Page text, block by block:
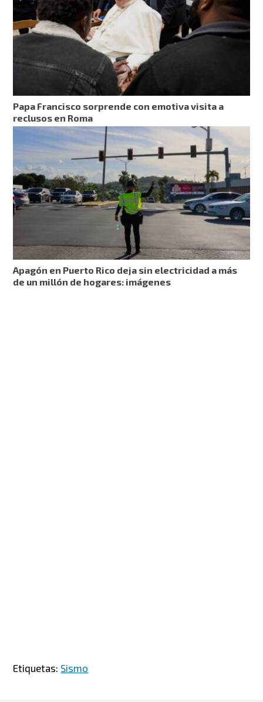
Papa Francisco sorprende con emotiva visita a
reclusos en Roma
Apagón en Puerto Rico deja sin electricidad a más
de un millón de hogares: imágenes
Etiquetas: Sismo